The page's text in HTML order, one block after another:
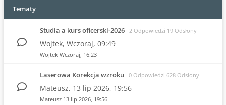
Tematy
Studia a kurs oficerski-2026 2 Odpowiedzi 19 Odsłony
Wojtek, Wczoraj, 09:49
Wojtek Wczoraj, 16:23
Laserowa Korekcja wzroku 0 Odpowiedzi 628 Odsłony
Mateusz, 13 lip 2026, 19:56
Mateusz 13 lip 2026, 19:56